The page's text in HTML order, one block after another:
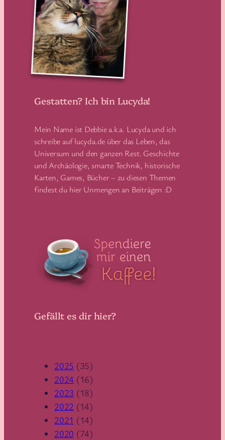
Gestatten? Ich bin Lucyda!
Mein Name ist Debbie a.k.a. Lucyda und ich
schreibe auf lucyda.de über das Leben, das
Universum und den ganzen Rest. Geschichte
und Archäologie, smarte Technik, historische
Karten, Games, Bücher – zu diesen Themen
findest du hier Unmengen an Beiträgen :D
Gefällt es dir hier?
2025 (35)
2024 (16)
2023 (18)
2022 (14)
2021 (14)
2020 (74)